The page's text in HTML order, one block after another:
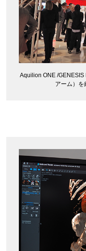
Aquilion ONE /
アーム）